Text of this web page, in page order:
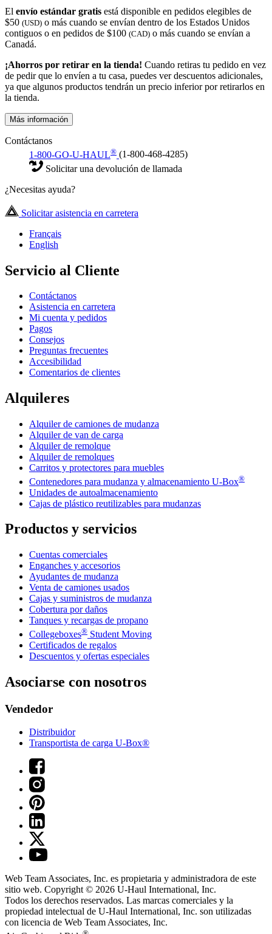
El envío estándar gratis está disponible en pedidos elegibles de
$50 (USD) o más cuando se envían dentro de los Estados Unidos
contiguos o en pedidos de $100 (CAD) o más cuando se envían a
Canadá.
¡Ahorros por retirar en la tienda! Cuando retiras tu pedido en vez
de pedir que lo envíen a tu casa, puedes ver descuentos adicionales,
ya que algunos productos tendrán un precio inferior por retirarlos en
la tienda.
Más información
Contáctanos
1-800-GO-U-HAUL® (1-800-468-4285)
Solicitar una devolución de llamada
¿Necesitas ayuda?
Solicitar asistencia en carretera
Français
English
Servicio al Cliente
Contáctanos
Asistencia en carretera
Mi cuenta y pedidos
Pagos
Consejos
Preguntas frecuentes
Accesibilidad
Comentarios de clientes
Alquileres
Alquiler de camiones de mudanza
Alquiler de van de carga
Alquiler de remolque
Alquiler de remolques
Carritos y protectores para muebles
Contenedores para mudanza y almacenamiento U-Box®
Unidades de autoalmacenamiento
Cajas de plástico reutilizables para mudanzas
Productos y servicios
Cuentas comerciales
Enganches y accesorios
Ayudantes de mudanza
Venta de camiones usados
Cajas y suministros de mudanza
Cobertura por daños
Tanques y recargas de propano
Collegeboxes® Student Moving
Certificados de regalos
Descuentos y ofertas especiales
Asociarse con nosotros
Vendedor
Distribuidor
Transportista de carga U-Box®
Web Team Associates, Inc. es propietaria y administradora de este
sitio web. Copyright © 2026 U-Haul International, Inc.
Todos los derechos reservados. Las marcas comerciales y la
propiedad intelectual de U-Haul International, Inc. son utilizadas
con licencia de Web Team Associates, Inc.